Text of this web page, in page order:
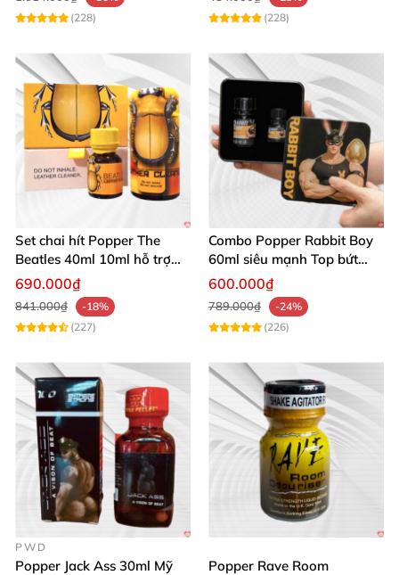
(228)
(228)
Set chai hít Popper The
Beatles 40ml 10ml hỗ trợ
giãn nở hậu môn cho Top
690.000₫
841.000₫
-18%
(227)
Combo Popper Rabbit Boy
60ml siêu mạnh Top bứt
phá giới hạn
600.000₫
789.000₫
-24%
(226)
PWD
Popper Jack Ass 30ml Mỹ
Popper Rave Room